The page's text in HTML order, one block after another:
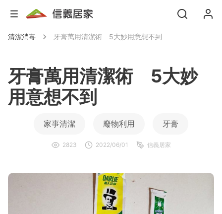
清潔消毒 牙膏萬用清潔術 5大妙用意想不到
牙膏萬用清潔術 5大妙
用意想不到
家事清潔 廢物利用 牙膏
2823 2022/06/01 信義居家